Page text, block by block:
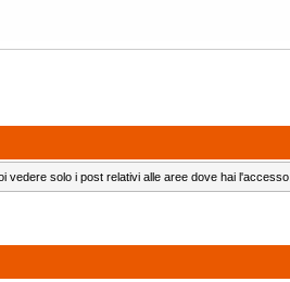
vedere solo i post relativi alle aree dove hai l'accesso.